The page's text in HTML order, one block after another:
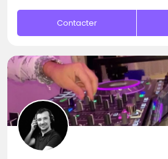
Contacter